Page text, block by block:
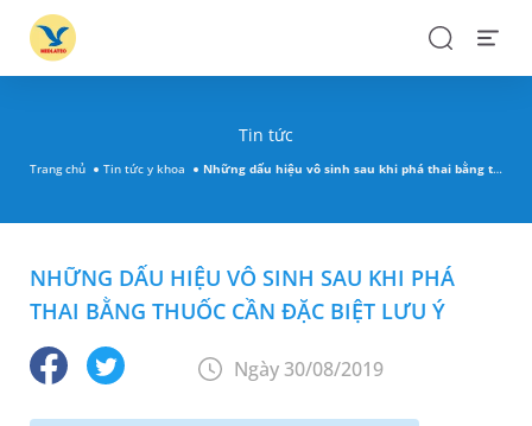
SearchOpen
Tin tức
Trang chủ Tin tức y khoa Những dấu hiệu vô sinh sau khi phá thai bằng thuốc cần đặc biệt lưu ý
NHỮNG DẤU HIỆU VÔ SINH SAU KHI PHÁ
THAI BẰNG THUỐC CẦN ĐẶC BIỆT LƯU Ý
Ngày 30/08/2019